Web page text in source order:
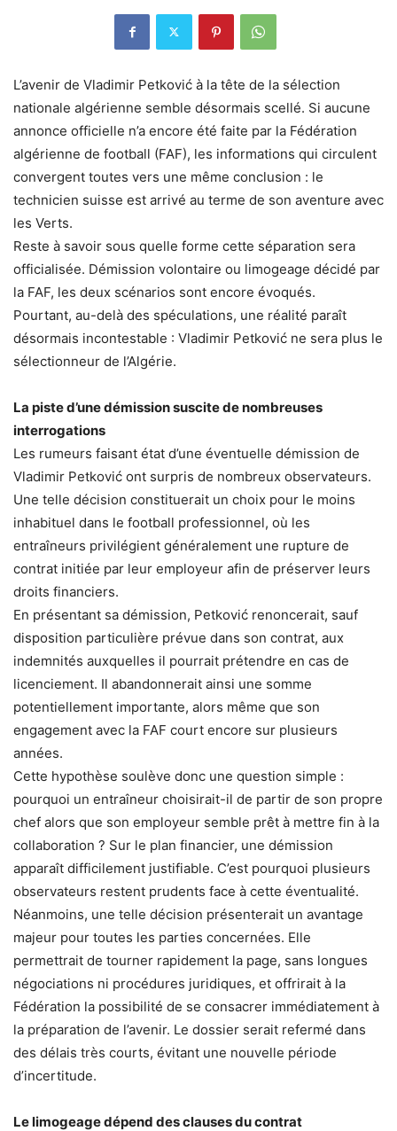
L’avenir de Vladimir Petković à la tête de la sélection
nationale algérienne semble désormais scellé. Si aucune
annonce officielle n’a encore été faite par la Fédération
algérienne de football (FAF), les informations qui circulent
convergent toutes vers une même conclusion : le
technicien suisse est arrivé au terme de son aventure avec
les Verts.
Reste à savoir sous quelle forme cette séparation sera
officialisée. Démission volontaire ou limogeage décidé par
la FAF, les deux scénarios sont encore évoqués.
Pourtant, au-delà des spéculations, une réalité paraît
désormais incontestable : Vladimir Petković ne sera plus le
sélectionneur de l’Algérie.
La piste d’une démission suscite de nombreuses
interrogations
Les rumeurs faisant état d’une éventuelle démission de
Vladimir Petković ont surpris de nombreux observateurs.
Une telle décision constituerait un choix pour le moins
inhabituel dans le football professionnel, où les
entraîneurs privilégient généralement une rupture de
contrat initiée par leur employeur afin de préserver leurs
droits financiers.
En présentant sa démission, Petković renoncerait, sauf
disposition particulière prévue dans son contrat, aux
indemnités auxquelles il pourrait prétendre en cas de
licenciement. Il abandonnerait ainsi une somme
potentiellement importante, alors même que son
engagement avec la FAF court encore sur plusieurs
années.
Cette hypothèse soulève donc une question simple :
pourquoi un entraîneur choisirait-il de partir de son propre
chef alors que son employeur semble prêt à mettre fin à la
collaboration ? Sur le plan financier, une démission
apparaît difficilement justifiable. C’est pourquoi plusieurs
observateurs restent prudents face à cette éventualité.
Néanmoins, une telle décision présenterait un avantage
majeur pour toutes les parties concernées. Elle
permettrait de tourner rapidement la page, sans longues
négociations ni procédures juridiques, et offrirait à la
Fédération la possibilité de se consacrer immédiatement à
la préparation de l’avenir. Le dossier serait refermé dans
des délais très courts, évitant une nouvelle période
d’incertitude.
Le limogeage dépend des clauses du contrat